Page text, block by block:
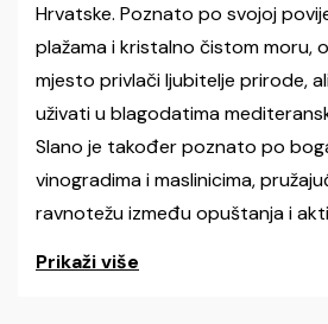
Hrvatske. Poznato po svojoj
plažama i kristalno čistom moru,
mjesto privlači ljubitelje prirode,
uživati u blagodatima
Slano je također poznato po
vinogradima i maslinicima,
ravnotežu između opuštanja i
Prikaži više